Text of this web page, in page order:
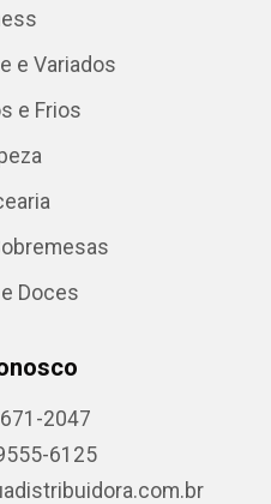
e Variados
e Frios
Doces
2047
6125